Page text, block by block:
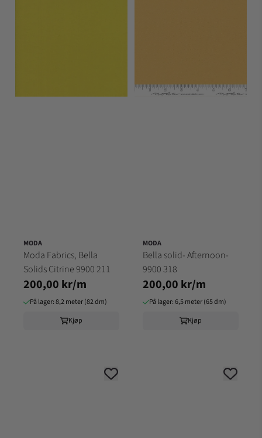
MODA
Moda Fabrics, Bella
Solids Citrine 9900 211
200,00 kr/m
På lager: 8,2 meter (82 dm)
Kjøp
MODA
Bella solid- Afternoon-
9900 318
200,00 kr/m
På lager: 6,5 meter (65 dm)
Kjøp